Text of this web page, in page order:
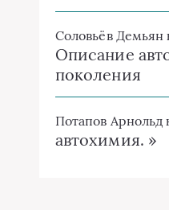
Соловьёв Демьян
Описание
поколения
Потапов Арнольд
автохимия. »